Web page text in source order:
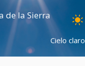
de la Sierra
Cielo claro